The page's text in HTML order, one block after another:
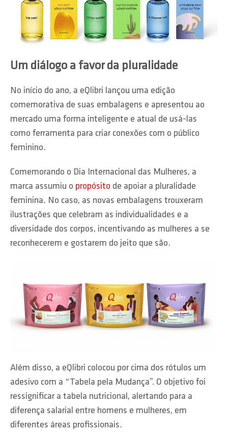
Um diálogo a favor da pluralidade
No início do ano, a eQlibri lançou uma edição
comemorativa de suas embalagens e apresentou ao
mercado uma forma inteligente e atual de usá-las
como ferramenta para criar conexões com o público
feminino.
Comemorando o Dia Internacional das Mulheres, a
marca assumiu o propósito de apoiar a pluralidade
feminina. No caso, as novas embalagens trouxeram
ilustrações que celebram as individualidades e a
diversidade dos corpos, incentivando as mulheres a se
reconhecerem e gostarem do jeito que são.
Além disso, a eQlibri colocou por cima dos rótulos um
adesivo com a “Tabela pela Mudança”. O objetivo foi
ressignificar a tabela nutricional, alertando para a
diferença salarial entre homens e mulheres, em
diferentes áreas profissionais.